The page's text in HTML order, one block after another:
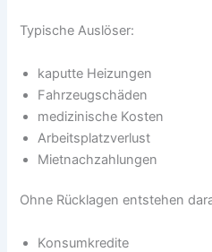
Typische Auslöser:
kaputte Heizungen
Fahrzeugschäden
medizinische Kosten
Arbeitsplatzverlust
Mietnachzahlungen
Ohne Rücklagen entstehen
Konsumkredite